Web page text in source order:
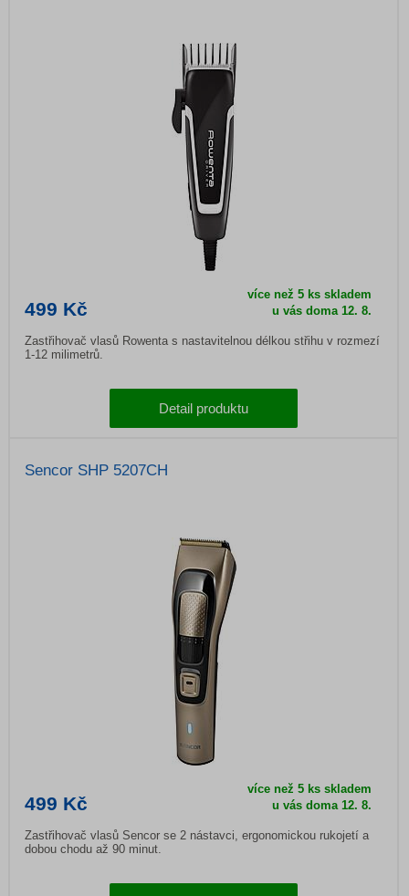
499 Kč
více než 5 ks skladem
u vás doma12. 8.
Zastřihovač vlasů Rowenta s nastavitelnou délkou střihu v rozmezí
1-12 milimetrů.
Detail produktu
Sencor SHP 5207CH
499 Kč
více než 5 ks skladem
u vás doma12. 8.
Zastřihovač vlasů Sencor se 2 nástavci, ergonomickou rukojetí a
dobou chodu až 90 minut.